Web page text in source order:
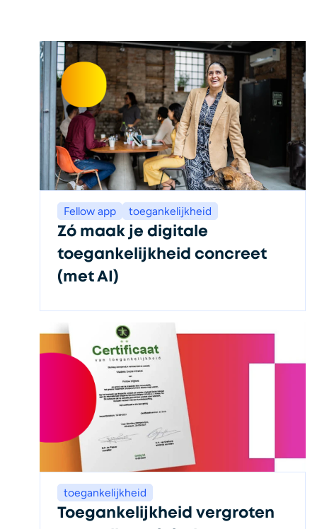
Fellow app toegankelijkheid
Zó maak je digitale
toegankelijkheid concreet
(met AI)
toegankelijkheid
Toegankelijkheid vergroten